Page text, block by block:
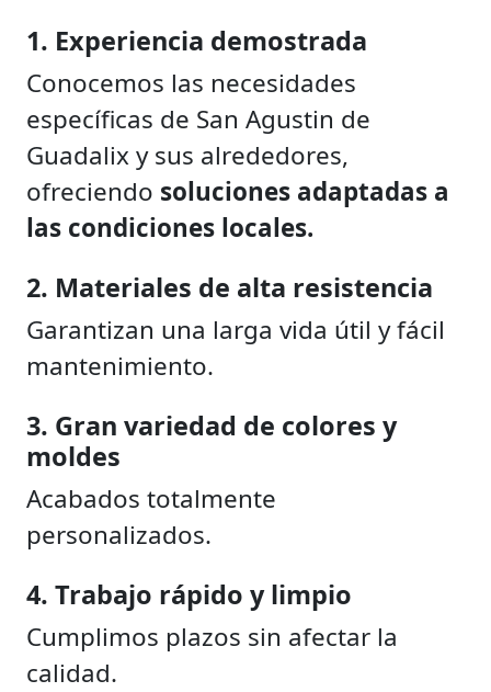
1. Experiencia demostrada
Conocemos las necesidades
específicas de San Agustin de
Guadalix y sus alrededores,
ofreciendo soluciones adaptadas a
las condiciones locales.
2. Materiales de alta resistencia
Garantizan una larga vida útil y fácil
mantenimiento.
3. Gran variedad de colores y
moldes
Acabados totalmente
personalizados.
4. Trabajo rápido y limpio
Cumplimos plazos sin afectar la
calidad.